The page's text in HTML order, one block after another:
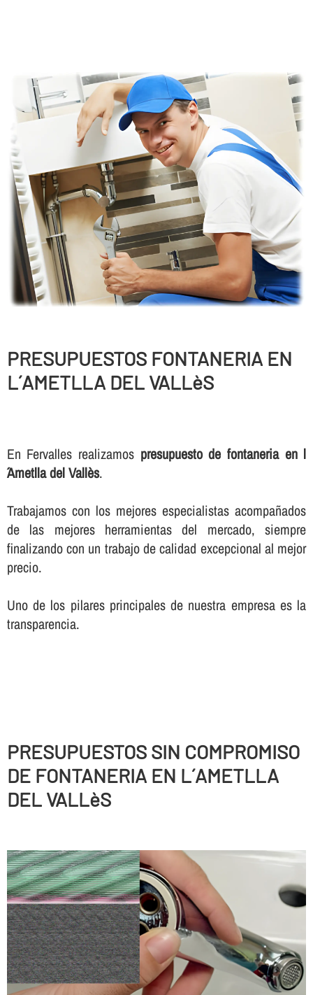
PRESUPUESTOS FONTANERIA EN
L´AMETLLA DEL VALLèS
En Fervalles realizamos presupuesto de fontaneria en l
´Ametlla del Vallès.
Trabajamos con los mejores especialistas acompañados
de las mejores herramientas del mercado, siempre
finalizando con un trabajo de calidad excepcional al mejor
precio.
Uno de los pilares principales de nuestra empresa es la
transparencia.
PRESUPUESTOS SIN COMPROMISO
DE FONTANERIA EN L´AMETLLA
DEL VALLèS